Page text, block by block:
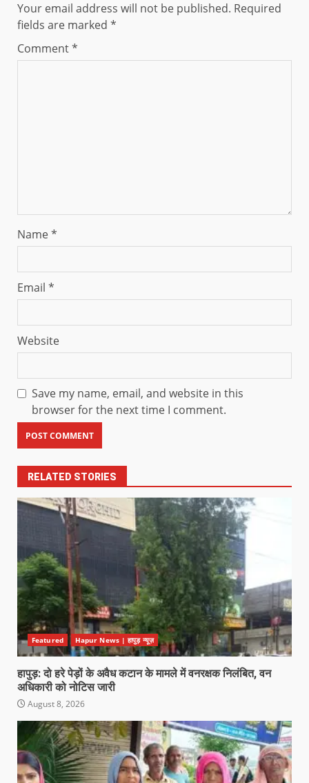
Your email address will not be published. Required
fields are marked *
Comment*
Name*
Email *
Website
Save my name, email, and website in this
browser for the next time I comment.
RELATED STORIES
Featured Hapur News | हापुड़ न्यूज़
हापुड़: दो हरे पेड़ों के अवैध कटान के मामले में वनरक्षक निलंबित, वन
अधिकारी को नोटिस जारी
August 8, 2026